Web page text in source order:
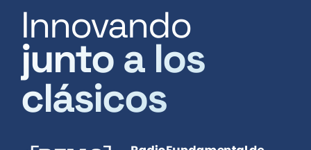
Innovando
junto a los
clásicos